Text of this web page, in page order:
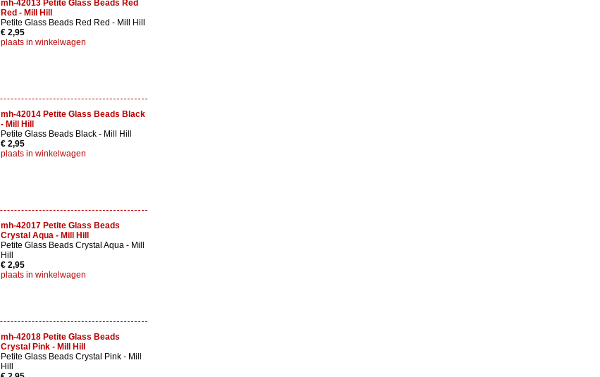
mh-42013 Petite Glass Beads Red
Red - Mill Hill
Petite Glass Beads Red Red - Mill Hill
€ 2,95
plaats in winkelwagen
mh-42014 Petite Glass Beads Black
- Mill Hill
Petite Glass Beads Black - Mill Hill
€ 2,95
plaats in winkelwagen
mh-42017 Petite Glass Beads
Crystal Aqua - Mill Hill
Petite Glass Beads Crystal Aqua - Mill
Hill
€ 2,95
plaats in winkelwagen
mh-42018 Petite Glass Beads
Crystal Pink - Mill Hill
Petite Glass Beads Crystal Pink - Mill
Hill